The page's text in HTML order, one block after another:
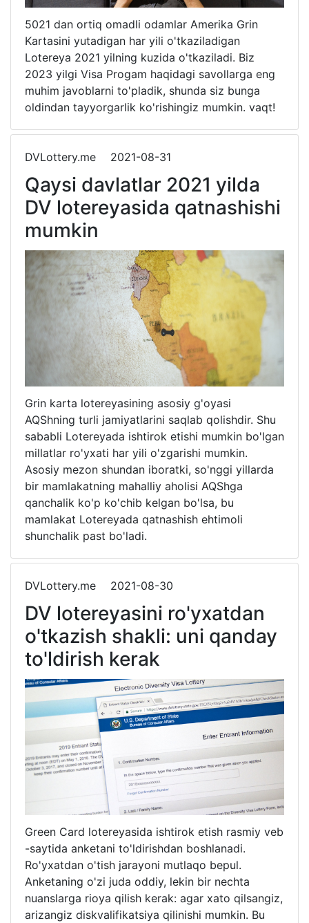
5021 dan ortiq omadli odamlar Amerika Grin
Kartasini yutadigan har yili o'tkaziladigan
Lotereya 2021 yilning kuzida o'tkaziladi. Biz
2023 yilgi Visa Progam haqidagi savollarga eng
muhim javoblarni to'pladik, shunda siz bunga
oldindan tayyorgarlik ko'rishingiz mumkin. vaqt!
DVLottery.me 2021-08-31
Qaysi davlatlar 2021 yilda
DV lotereyasida qatnashishi
mumkin
Grin karta lotereyasining asosiy g'oyasi
AQShning turli jamiyatlarini saqlab qolishdir. Shu
sababli Lotereyada ishtirok etishi mumkin bo'lgan
millatlar ro'yxati har yili o'zgarishi mumkin.
Asosiy mezon shundan iboratki, so'nggi yillarda
bir mamlakatning mahalliy aholisi AQShga
qanchalik ko'p ko'chib kelgan bo'lsa, bu
mamlakat Lotereyada qatnashish ehtimoli
shunchalik past bo'ladi.
DVLottery.me 2021-08-30
DV lotereyasini ro'yxatdan
o'tkazish shakli: uni qanday
to'ldirish kerak
Green Card lotereyasida ishtirok etish rasmiy veb
-saytida anketani to'ldirishdan boshlanadi.
Ro'yxatdan o'tish jarayoni mutlaqo bepul.
Anketaning o'zi juda oddiy, lekin bir nechta
nuanslarga rioya qilish kerak: agar xato qilsangiz,
arizangiz diskvalifikatsiya qilinishi mumkin. Bu